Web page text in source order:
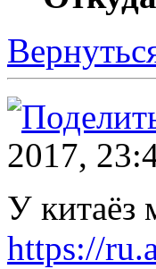
2017,
У китаёз
https://